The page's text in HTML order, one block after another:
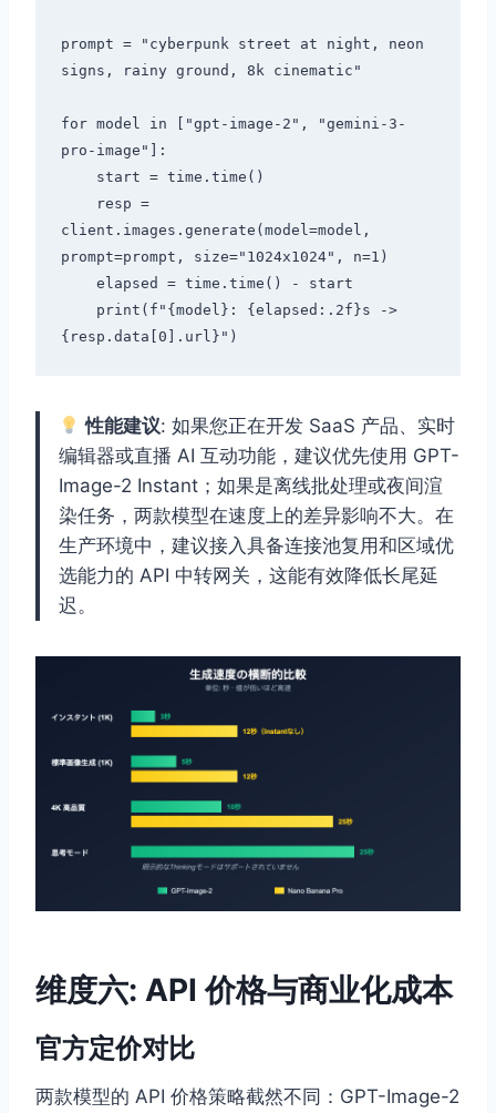
prompt = "cyberpunk street at night, neon
signs, rainy ground, 8k cinematic"
for model in ["gpt-image-2", "gemini-3-
pro-image"]:
client.images.generate(model=model,
prompt=prompt, size="1024x1024", n=1)
性能建议: 如果您正在开发 SaaS 产品、实时
编辑器或直播 AI 互动功能，建议优先使用 GPT-
Image-2 Instant；如果是离线批处理或夜间渲
染任务，两款模型在速度上的差异影响不大。在
生产环境中，建议接入具备连接池复用和区域优
选能力的 API 中转网关，这能有效降低长尾延
迟。
维度六: API 价格与商业化成本
官方定价对比
两款模型的 API 价格策略截然不同：GPT-Image-2